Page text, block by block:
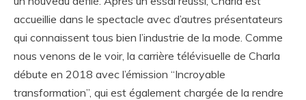
accueillie dans le spectacle avec d’autres présentateurs
qui connaissent tous bien l’industrie de la mode. Comme
nous venons de le voir, la carrière télévisuelle de Charla
débute en 2018 avec l’émission “Incroyable
transformation”, qui est également chargée de la rendre